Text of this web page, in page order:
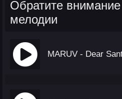
Обратите
мелодии
MARUV - Dear